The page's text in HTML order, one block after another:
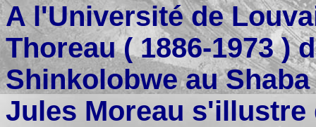
A l'Université de
Thoreau ( 1886-1973 )
Shinkolobwe au
Jules Moreau s'illustre